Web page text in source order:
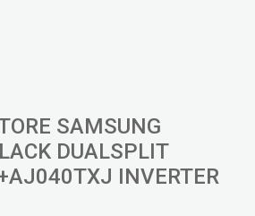
SAMSUNG
DUALSPLIT
INVERTER